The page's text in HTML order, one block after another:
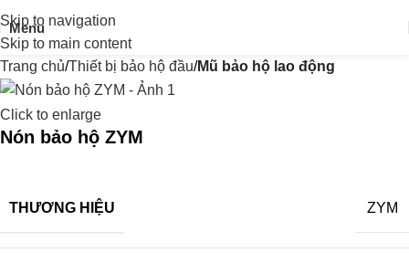
Skip to navigation
Skip to main content
Menu
Trang chủ Thiết bị bảo hộ đầu Mũ bảo hộ lao động
Click to enlarge
Nón bảo hộ ZYM
THƯƠNG HIỆU ZYM